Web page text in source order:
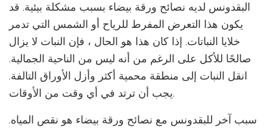
البقدونس لديه نصائح ورقة بيضاء بسبب مشكلة بيئية. قد
يكون هذا التعرض المفرط للرياح أو الشمس التي تدمر
خلايا النباتات. إذا كان هذا هو الحال ، فإن النبات لا يزال
صالحًا للأكل على الرغم من أنه ليس من الناحية الجمالية.
انقل النبات إلى منطقة محمية أكثر وأزل الأوراق التالفة.
يجب أن ترتد في أي وقت من الأوقات.
سبب آخر للبقدونس مع نصائح ورقة بيضاء هو نقص المياه.